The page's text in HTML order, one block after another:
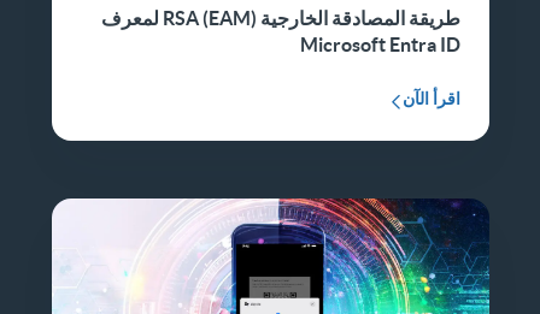
طريقة المصادقة الخارجية RSA (EAM) لمعرف
Microsoft Entra ID
اقرأ الآن